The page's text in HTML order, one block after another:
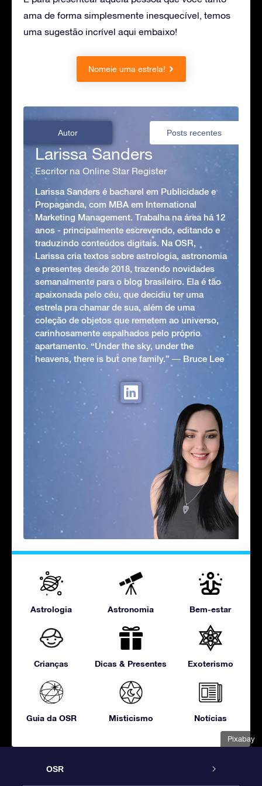
Pixabay
ama de forma simplesmente inesquecível, temos
uma sugestão incrível aqui embaixo!
Nomeie uma estrela!
Autor Posts recentes
Larissa Sanders
Escritor na Online Star Register
Larissa Sanders é bacharel em Publicidade e
Propaganda, com MBA em International
Marketing Management. Trabalha na área há 12
anos - principalmente escrevendo, editando e
traduzindo conteúdos digitais. Na OSR,
Larissa cria textos sobre astrologia, astronomia
e presentes desde 2018, trazendo novidades
semanalmente para o blog brasileiro. Ela é tão
apaixonada pelo céu, que decidiu ter uma
estrela pra chamar de sua, além de uma
coleção de objetos que remetem ao universo,
carinhosamente espalhados pelo próprio
apartamento. “Under the sky, under the
heavens, there is but one family.” ― Bruce Lee
Astrologia Astronomia Bem-estar
Crianças Dicas & Presentes Exoterismo
Guia da OSR Misticismo Notícias
OSR